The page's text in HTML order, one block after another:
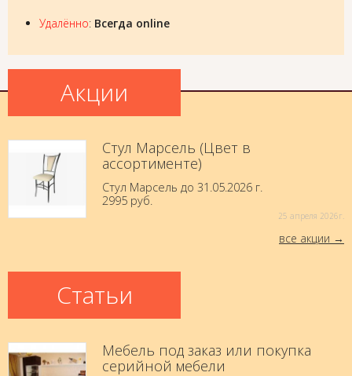
Удалённо: Всегда online
Акции
Стул Марсель (Цвет в
ассортименте)
Стул Марсель до 31.05.2026 г.
2995 руб.
25 aпреля 2026г.
все акции
Статьи
Мебель под заказ или покупка
серийной мебели